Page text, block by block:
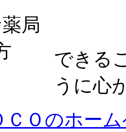
できる
うに心
ＣＯのホー